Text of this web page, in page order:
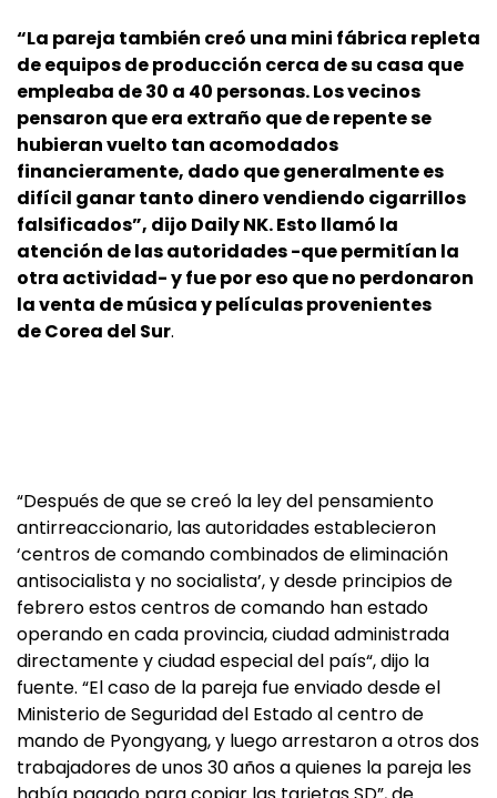
“La pareja también creó una mini fábrica repleta
de equipos de producción cerca de su casa que
empleaba de 30 a 40 personas. Los vecinos
pensaron que era extraño que de repente se
hubieran vuelto tan acomodados
financieramente, dado que generalmente es
difícil ganar tanto dinero vendiendo cigarrillos
falsificados”, dijo Daily NK. Esto llamó la
atención de las autoridades -que permitían la
otra actividad- y fue por eso que no perdonaron
la venta de música y películas provenientes
de Corea del Sur.
“Después de que se creó la ley del pensamiento
antirreaccionario, las autoridades establecieron
‘centros de comando combinados de eliminación
antisocialista y no socialista’, y desde principios de
febrero estos centros de comando han estado
operando en cada provincia, ciudad administrada
directamente y ciudad especial del país“, dijo la
fuente. “El caso de la pareja fue enviado desde el
Ministerio de Seguridad del Estado al centro de
mando de Pyongyang, y luego arrestaron a otros dos
trabajadores de unos 30 años a quienes la pareja les